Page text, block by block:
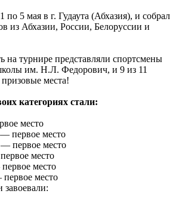
по 5 мая в г. Гудаута (Абхазия), и собрал
из Абхазии, России, Белоруссии и
на турнире представляли спортсмены
им. Н.Л. Федорович, и 9 из 11
призовые места!
категориях стали:
место
первое место
первое место
место
место
место
завоевали: